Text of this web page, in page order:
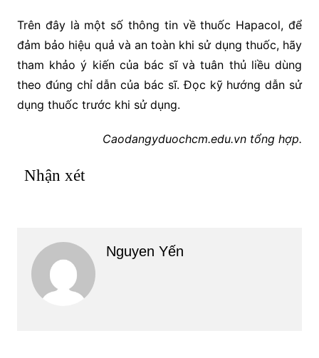
Trên đây là một số thông tin về thuốc Hapacol, để
đảm bảo hiệu quả và an toàn khi sử dụng thuốc, hãy
tham khảo ý kiến của bác sĩ và tuân thủ liều dùng
theo đúng chỉ dẫn của bác sĩ. Đọc kỹ hướng dẫn sử
dụng thuốc trước khi sử dụng.
Caodangyduochcm.edu.vn tổng hợp.
Nhận xét
Nguyen Yến